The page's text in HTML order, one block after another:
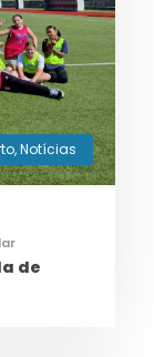
,Notícias
de